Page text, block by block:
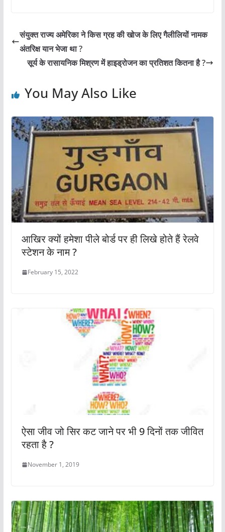
e
b
o
k
s
A
p
er e l e
संयुक्त राज्य अमेरिका ने किस ग्रह की खोज के लिए गैलीलियों नामक
अंतरिक्ष यान भेजा था ?
सूर्य के रासायनिक मिश्रण में हाइड्रोजन का प्रतिशत कितना है ?
You May Also Like
आखिर क्यों हमेशा पीले बोर्ड पर ही लिखे होते हैं रेलवे
स्टेशन के नाम ?
February 15, 2022
ऐसा जीव जो सिर कट जाने पर भी 9 दिनों तक जीवित
रहता है ?
November 1, 2019